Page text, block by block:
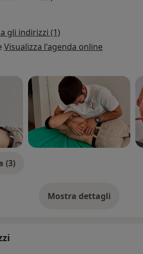
gli indirizzi (1)
Visualizza l'agenda online
(3)
Mostra dettagli
sull'esperienza